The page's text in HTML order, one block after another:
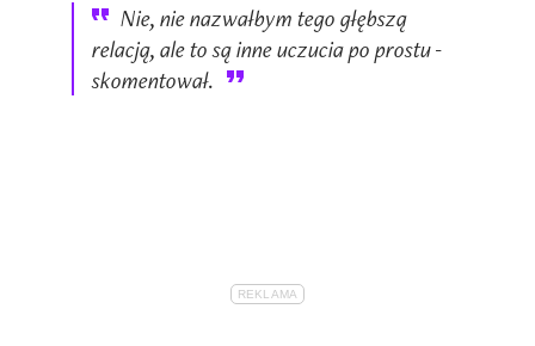
Nie, nie nazwałbym tego głębszą
relacją, ale to są inne uczucia po prostu -
skomentował.